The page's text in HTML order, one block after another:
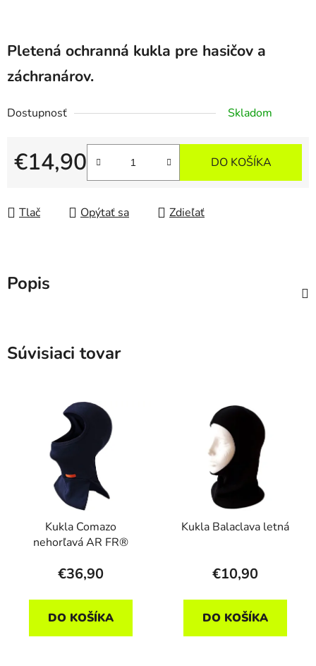
Pletená ochranná kukla pre hasičov a
záchranárov.
Dostupnosť Skladom
€14,90
Jednotková cena:
DO KOŠÍKA
Tlač Opýtať sa Zdieľať
Popis
Súvisiaci tovar
Kukla Comazo
nehorľavá AR FR®
€36,90
DO KOŠÍKA
Kukla Balaclava letná
€10,90
DO KOŠÍKA